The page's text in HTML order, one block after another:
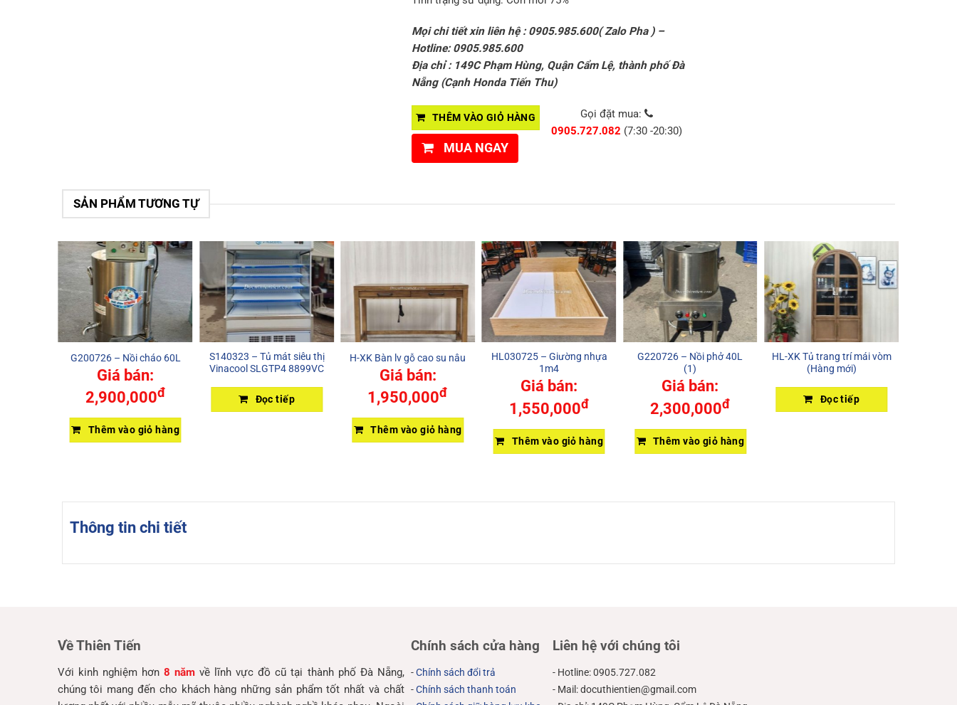
Mọi chi tiết xin liên hệ : 0905.985.600( Zalo Pha ) –
Hotline: 0905.985.600
Địa chỉ : 149C Phạm Hùng, Quận Cẩm Lệ, thành phố Đà
Nẵng (Cạnh Honda Tiến Thu)
THÊM VÀO GIỎ HÀNG
MUA NGAY
Gọi đặt mua:
0905.727.082 (7:30 -20:30)
SẢN PHẨM TƯƠNG TỰ
G200726 – Nồi cháo 60L
Giá bán:
2,900,000đ
Thêm vào giỏ hàng
S140323 – Tủ mát siêu thị
Vinacool SLGTP4 8899VC
Đọc tiếp
H-XK Bàn lv gỗ cao su nâu
Giá bán:
1,950,000đ
Thêm vào giỏ hàng
HL030725 – Giường nhựa
1m4
Giá bán:
1,550,000đ
Thêm vào giỏ hàng
G220726 – Nồi phở 40L
(1)
Giá bán:
2,300,000đ
Thêm vào giỏ hàng
HL-XK Tủ trang trí mái vòm
(Hàng mới)
Đọc tiếp
Thông tin chi tiết
Về Thiên Tiến
Với kinh nghiệm hơn 8 nămvề lĩnh vực đồ cũ tại thành phố Đà Nẵng,
chúng tôi mang đến cho khách hàng những sản phẩm tốt nhất và chất
Chính sách cửa hàng
-Chính sách đổi trả
-Chính sách thanh toán
Liên hệ với chúng tôi
- Hotline: 0905.727.082
- Mail: docuthientien@gmail.com